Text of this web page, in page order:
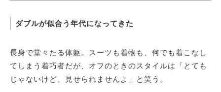
ダブルが似合う年代になってきた
長身で堂々たる体躯。スーツも着物も、何でも着こなし
てしまう着巧者だが、オフのときのスタイルは「とても
じゃないけど、見せられませんよ」と笑う。